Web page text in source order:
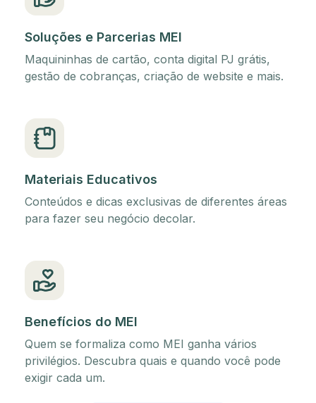
Soluções e Parcerias MEI
Maquininhas de cartão, conta digital PJ grátis,
gestão de cobranças, criação de website e mais.
Materiais Educativos
Conteúdos e dicas exclusivas de diferentes áreas
para fazer seu negócio decolar.
Benefícios do MEI
Quem se formaliza como MEI ganha vários
privilégios. Descubra quais e quando você pode
exigir cada um.